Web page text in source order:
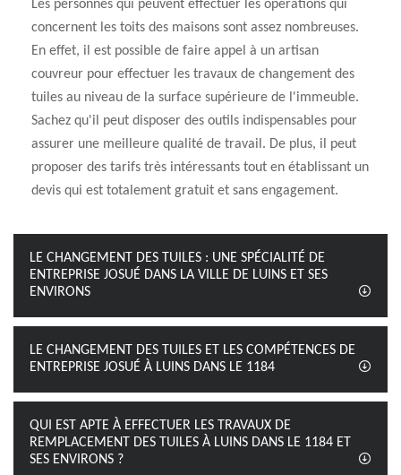
Les personnes qui peuvent effectuer les opérations qui
concernent les toits des maisons sont assez nombreuses.
En effet, il est possible de faire appel à un artisan
couvreur pour effectuer les travaux de changement des
tuiles au niveau de la surface supérieure de l'immeuble.
Sachez qu'il peut disposer des outils indispensables pour
assurer une meilleure qualité de travail. De plus, il peut
proposer des tarifs très intéressants tout en établissant un
devis qui est totalement gratuit et sans engagement.
LE CHANGEMENT DES TUILES : UNE SPÉCIALITÉ DE
ENTREPRISE JOSUÉ DANS LA VILLE DE LUINS ET SES
ENVIRONS
LE CHANGEMENT DES TUILES ET LES COMPÉTENCES DE
ENTREPRISE JOSUÉ À LUINS DANS LE 1184
QUI EST APTE À EFFECTUER LES TRAVAUX DE
REMPLACEMENT DES TUILES À LUINS DANS LE 1184 ET
SES ENVIRONS ?